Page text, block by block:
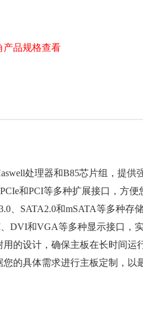
产品规格查看
处理器和B85芯片组，提
PCIe和PCI等多种扩展接口，方
、SATA2.0和mSATA等多种
、DVI和VGA等多种显示接口，
用的设计，确保主板在长时间运
您的具体需求进行主板定制，